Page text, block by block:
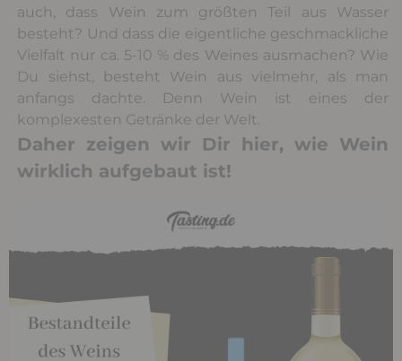
auch, dass Wein zum größten Teil aus Wasser
besteht? Und dass die eigentliche geschmackliche
Vielfalt nur ca. 5-10 % des Weines ausmachen? Wie
Du siehst, besteht Wein aus vielmehr, als man
anfangs dachte. Denn Wein ist eines der
komplexesten Getränke der Welt.
Daher zeigen wir Dir hier, wie Wein
wirklich aufgebaut ist!